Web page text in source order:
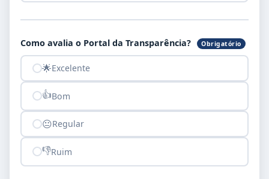
Como avalia o Portal da Transparência? Obrigatório
🌟Excelente
👍Bom
😐Regular
👎Ruim